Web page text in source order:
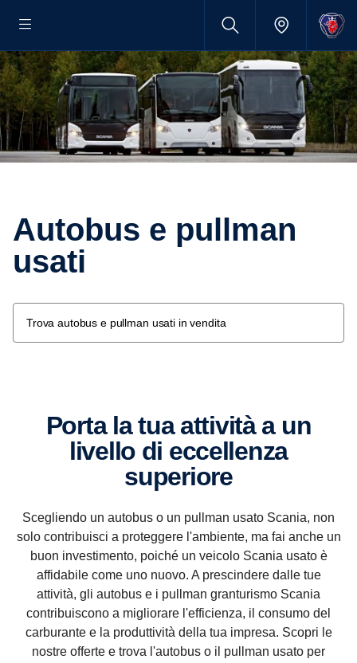
Autobus e pullman
usati
Trova autobus e pullman usati in vendita
Porta la tua attività a un
livello di eccellenza
superiore
Scegliendo un autobus o un pullman usato Scania, non
solo contribuisci a proteggere l'ambiente, ma fai anche un
buon investimento, poiché un veicolo Scania usato è
affidabile come uno nuovo. A prescindere dalle tue
attività, gli autobus e i pullman granturismo Scania
contribuiscono a migliorare l'efficienza, il consumo del
carburante e la produttività della tua impresa. Scopri le
nostre offerte e trova l'autobus o il pullman usato per